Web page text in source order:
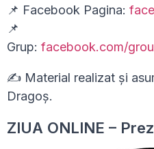
📌 Facebook Pagina:
📌
Grup: facebook.com/
✍ Material realizat și
Dragoș.
ZIUA ONLINE –